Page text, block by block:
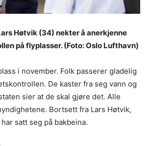
Høtvik (34) nekter å anerkjenne
på flyplasser. (Foto: Oslo Lufthavn)
i november. Folk passerer gladelig
De kaster fra seg vann og
sier at de skal gjøre det. Alle
Bortsett fra Lars Høtvik,
satt seg på bakbeina.